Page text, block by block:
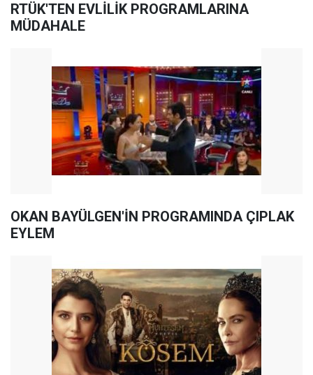
RTÜK'TEN EVLİLİK PROGRAMLARINA
MÜDAHALE
OKAN BAYÜLGEN'İN PROGRAMINDA ÇIPLAK
EYLEM